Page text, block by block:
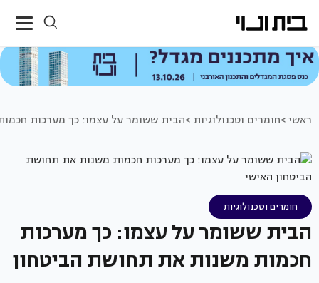
ראשי >חומרים וטכנולוגיות >הבית ששומר על עצמו: כך מערכות
חומרים וטכנולוגיות
הבית ששומר על עצמו: כך מערכות
חכמות משנות את תחושת הביטחון